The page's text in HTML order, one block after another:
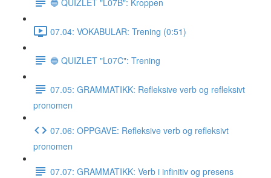
07.04: VOKABULAR: Trening (0:51)
🔵 QUIZLET "L07C": Trening
07.05: GRAMMATIKK: Refleksive verb og refleksivt
pronomen
07.06: OPPGAVE: Refleksive verb og refleksivt
pronomen
07.07: GRAMMATIKK: Verb i infinitiv og presens